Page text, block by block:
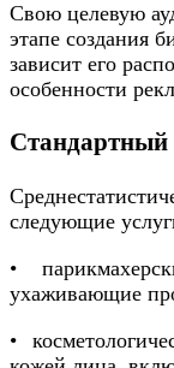
Свою целевую
этапе создания
зависит его
особенности
Стандартный
следующие
•
ухаживающие
•